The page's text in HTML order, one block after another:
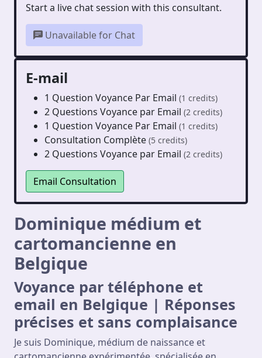
Start a live chat session with this consultant.
Unavailable for Chat
E-mail
1 Question Voyance Par Email (1 credits)
2 Questions Voyance par Email (2 credits)
1 Question Voyance Par Email (1 credits)
Consultation Complète (5 credits)
2 Questions Voyance par Email (2 credits)
Email Consultation
Dominique médium et
cartomancienne en
Belgique
Voyance par téléphone et
email en Belgique | Réponses
précises et sans complaisance
Je suis Dominique, médium de naissance et